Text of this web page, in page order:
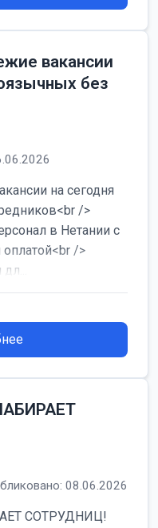
вакансии
без
на сегодня
/>
в Нетании с
/>
08.06.2026
СОТРУДНИЦ!